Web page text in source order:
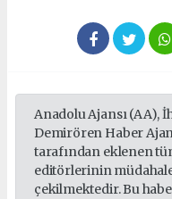
Anadolu Ajansı (AA),
Demirören Haber
tarafından eklenen
editörlerinin
çekilmektedir. Bu